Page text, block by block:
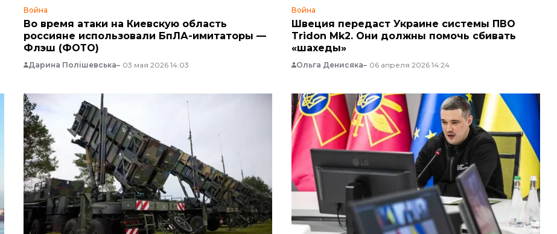
Война
Во время атаки на Киевскую область
россияне использовали БпЛА-имитаторы —
Флэш (ФОТО)
Дарина Полішевська 03 мая 2026 14:03
Война
Швеция передаст Украине системы ПВО
Tridon Mk2. Они должны помочь сбивать
«шахеды»
Ольга Денисяка 06 апреля 2026 14:24